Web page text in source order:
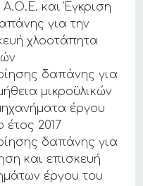
και Έγκριση
για την
χλοοτάπητα
δαπάνης για
μικροϋλικών
έργου
έτος 2017
δαπάνης για
και επισκευή
έργου του